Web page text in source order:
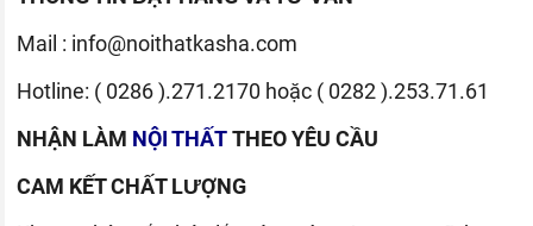
Mail : info@noithatkasha.com
Hotline: ( 0286 ).271.2170 hoặc ( 0282 ).253.71.61
NHẬN LÀM NỘI THẤTTHEO YÊU CẦU
CAM KẾT CHẤT LƯỢNG